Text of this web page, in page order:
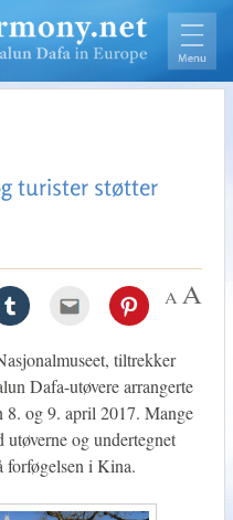
turister støtter
tiltrekker
Dafa-utøvere arrangerte
8. og 9. april 2017. Mange
og undertegnet
forføgelsen i Kina.